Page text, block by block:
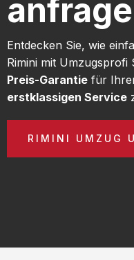
Entdecken Sie, wie
Rimini mit Umzugsprofi
Preis-Garantie für
erstklassigen Service
RIMINI UMZUG